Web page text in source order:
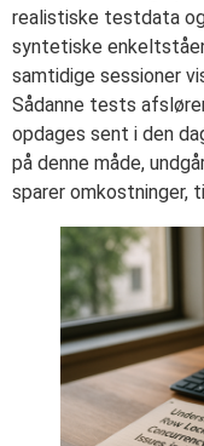
realistiske testdata
syntetiske
samtidige sessioner
Sådanne tests
opdages sent i den
på denne måde,
sparer omkostninger,